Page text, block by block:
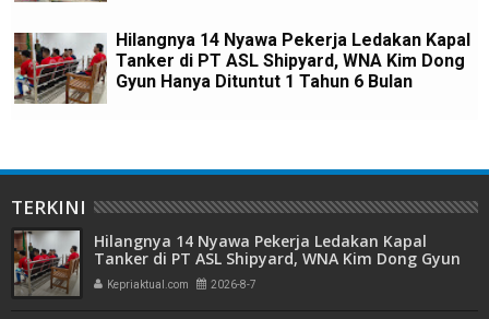
Hilangnya 14 Nyawa Pekerja Ledakan Kapal
Tanker di PT ASL Shipyard, WNA Kim Dong
Gyun Hanya Dituntut 1 Tahun 6 Bulan
TERKINI
Hilangnya 14 Nyawa Pekerja Ledakan Kapal
Tanker di PT ASL Shipyard, WNA Kim Dong Gyun
Hanya Dituntut 1 Tahun 6 Bulan
Kepriaktual.com 2026-8-7